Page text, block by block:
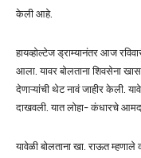
केली आहे.
हायव्होल्टेज ड्राम्यानंतर आज
आला. यावर बोलताना शिवसेना
देणाऱ्यांची थेट नावं जाहीर केली.
दाखवली. यात लोहा- कंधारचे
यावेळी बोलताना खा. राऊत म्हणाले